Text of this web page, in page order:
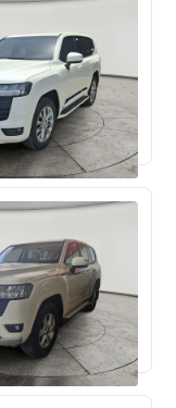
مستعملة 19,727 كم
مستعملة 10,672 كم